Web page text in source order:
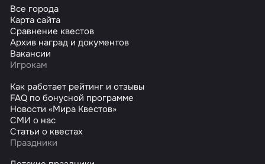
Все города
Карта сайта
Сравнение квестов
Архив наград и документов
Вакансии
Игрокам
Как работает рейтинг и отзывы
FAQ по бонусной программе
Новости «Мира Квестов»
СМИ о нас
Статьи о квестах
Праздники